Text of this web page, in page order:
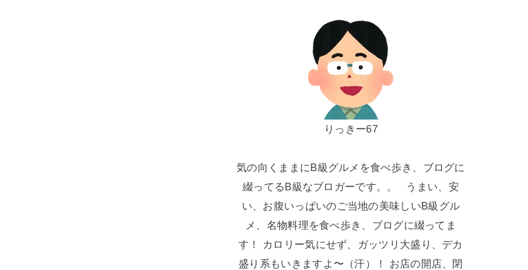
りっきー67
気の向くままにB級グルメを食べ歩き、ブログに
綴ってるB級なブロガーです。。 うまい、安
い、お腹いっぱいのご当地の美味しいB級グル
メ、名物料理を食べ歩き、ブログに綴ってま
す！ カロリー気にせず、ガッツリ大盛り、デカ
盛り系もいきますよ〜（汗）！ お店の開店、閉